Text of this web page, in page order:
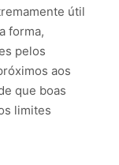
útil
forma,
pelos
aos
que boas
limites